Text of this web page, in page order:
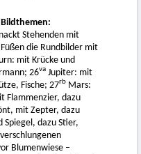
Stehenden mit
die Rundbilder mit
mit Krücke und
26va Jupiter: mit
Fische; 27rb Mars:
Flammenzier, dazu
mit Zepter, dazu
Spiegel, dazu Stier,
Blumenwiese –